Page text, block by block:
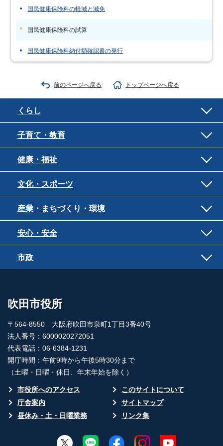
国民健康保険料の軽減と減免
国民健康保険料の試算
国民健康保険料納付額確認書の発行
前のページへ戻る トップページへ戻る
くらし
子育て・教育
健康・福祉
文化・スポーツ
産業・まちづくり・環境
安心・安全
市政
吹田市役所
〒564-8550 大阪府吹田市泉町1丁目3番40号
法人番号：6000020272051
代表電話：06-6384-1231
開庁時間：午前9時から午後5時30分まで
（土曜・日曜・休日、年末年始を除く）
市役所へのアクセス
このサイトについて
庁舎案内
サイトマップ
昼休み・土・日曜業務
リンク集